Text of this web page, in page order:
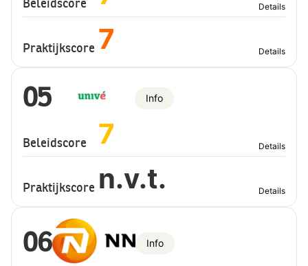
Beleidscore Details
Praktijkscore 7 Details
05 Info
Beleidscore 7 Details
Praktijkscore n.v.t. Details
06 Info